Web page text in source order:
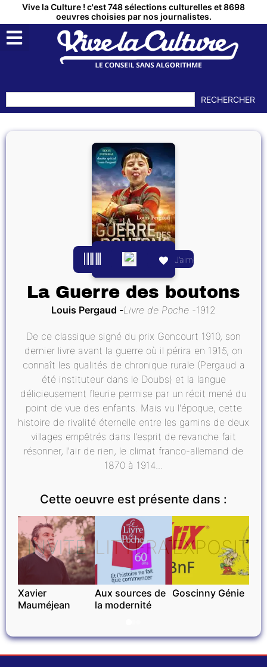
Vive la Culture ! c'est 748 sélections culturelles et 8698
oeuvres choisies par nos journalistes.
RECHERCHER
J’aime
La Guerre des boutons
Louis Pergaud Livre de Poche 1912
De ce classique signé du prix Goncourt 1910, son
dernier livre avant la guerre où il périra en 1915, on
connaît les qualités de chronique rurale (Pergaud a
été instituteur dans le Doubs) et la langue
délicieusement fleurie permise par un récit mené du
point de vue des enfants. Mais vu l'époque, cette
histoire de rivalité éternelle entre les gamins de deux
villages empêtrés dans l'esprit de revanche fait
résonner, l'air de rien, le climat franco-allemand de
1870 à 1914...
Cette oeuvre est présente dans :
INVITÉ
Xavier
Mauméjean
LITTÉRATURE
Aux sources de
la modernité
Goscinny Génie